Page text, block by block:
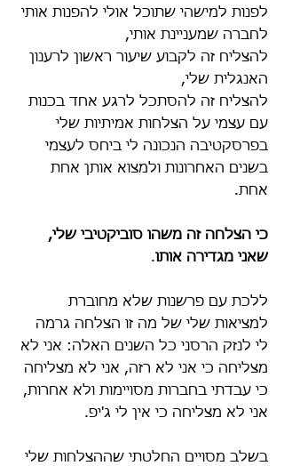
לפנות למישהי שתוכל אולי להפנות אותי
לחברה שמעניינת אותי,
להצליח זה לקבוע שיעור ראשון לרענון
האנגלית שלי,
להצליח זה להסתכל לרגע אחד בכנות
עם עצמי על הצלחות אמיתיות שלי
בפרסקטיבה הנכונה לי ביחס לעצמי
בשנים האחרונות ולמצוא אותן אחת
אחת.
כי הצלחה זה משהו סוביקטיבי שלי,
שאני מגדירה אותו.
ללכת עם פרשנות שלא מחוברת
למציאות שלי של מה זו הצלחה גרמה
לי לנזק הרסני כל השנים האלה: אני לא
מצליחה כי אני לא רזה, אני לא מצליחה
כי עבדתי בחברות מסויימות ולא אחרות,
אני לא מצליחה כי אין לי ג'יפ.
בשלב מסויים החלטתי שההצלחות שלי